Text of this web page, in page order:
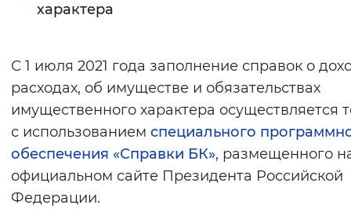
характера
С 1 июля 2021 года заполнение справок о
расходах, об имуществе и обязательствах
имущественного характера осуществляется
с использованием специального
обеспечения «Справки БК», размещенного
официальном сайте Президента Российской
Федерации.